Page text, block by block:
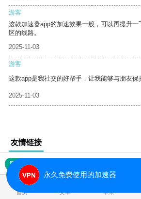
游客
这款加速器app的加速效果一般，可以再提升
区的线路。
2025-11-03
游客
这款app是我社交的好帮手，让我能够与朋友保
2025-11-03
友情链接
网站地图
首页 安卓 苹果
永久免费使用的加速器